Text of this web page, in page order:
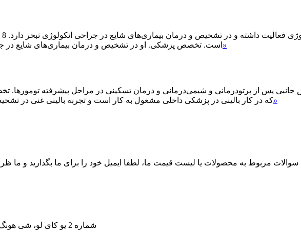
است. تخصص پزشکی. او در تشخیص و درمان بیماری‌های شایع در »
جانبی پس از پرتودرمانی و شیمی‌درمانی و درمان تسکینی در مراحل پیشرفته
که در کار بالینی در پزشکی داخلی مشغول به کار است و تجربه بالینی غنی در»
شماره 2 یو کای لو، شی هونگ من ژن، منطقه دا زینگ، پکن، چین